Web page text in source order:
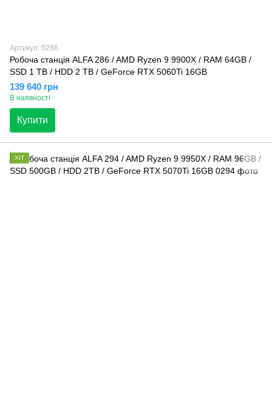
Артикул: 0286
Робоча станція ALFA 286 / AMD Ryzen 9 9900X / RAM 64GB /
SSD 1 TB / HDD 2 TB / GeForce RTX 5060Ti 16GB
139 640 грн
В наявності
Купити
ХІТ